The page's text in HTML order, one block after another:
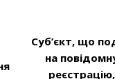
Суб’єкт, що
на
реєстрацію,